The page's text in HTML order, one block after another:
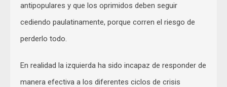
antipopulares y que los oprimidos deben seguir
cediendo paulatinamente, porque corren el riesgo de
perderlo todo.
En realidad la izquierda ha sido incapaz de responder de
manera efectiva a los diferentes ciclos de crisis